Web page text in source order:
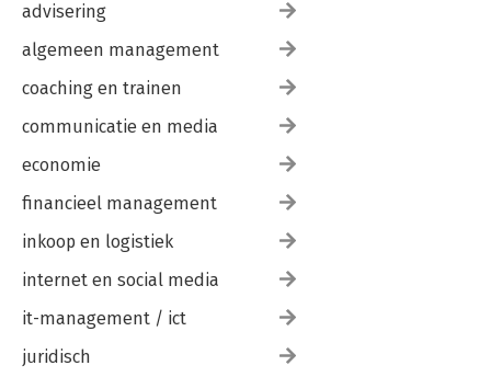
advisering
algemeen management
coaching en trainen
communicatie en media
economie
financieel management
inkoop en logistiek
internet en social media
it-management / ict
juridisch